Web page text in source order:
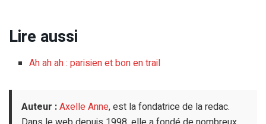
Lire aussi
Ah ah ah : parisien et bon en trail
Auteur :Axelle Anne, est la fondatrice de la redac.